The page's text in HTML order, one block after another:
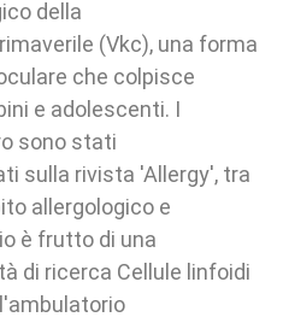
della
(Vkc), una forma
che colpisce
e adolescenti. I
sono stati
sulla rivista 'Allergy', tra
allergologico e
è frutto di una
di ricerca Cellule linfoidi